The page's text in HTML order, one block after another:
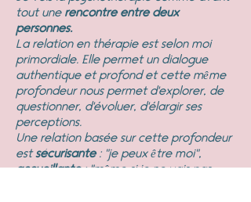
tout une rencontre entre deux
personnes.
La relation en thérapie est selon moi
primordiale. Elle permet un dialogue
authentique et profond et cette même
profondeur nous permet d'explorer, de
questionner, d'évoluer, d'élargir ses
perceptions.
Une relation basée sur cette profondeur
estsécurisante: "je peux être moi",
accueillante: "même si je ne vais pas